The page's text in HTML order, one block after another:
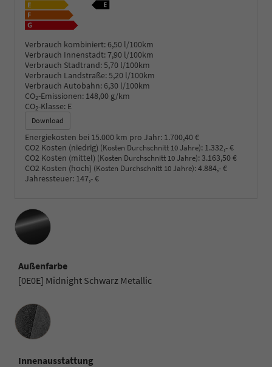
Verbrauch kombiniert: 6,50 l/100km
Verbrauch Innenstadt:7,90 l/100km
Verbrauch Stadtrand:5,70 l/100km
Verbrauch Landstraße:5,20 l/100km
Verbrauch Autobahn: 6,30 l/100km
CO2-Emissionen: 148,00 g/km
CO2-Klasse: E
Download
Energiekosten bei 15.000 km pro Jahr: 1.700,40 €
CO2 Kosten (niedrig) (Kosten Durchschnitt 10 Jahre): 1.332,- €
CO2 Kosten (mittel) (Kosten Durchschnitt 10 Jahre):3.163,50 €
CO2 Kosten (hoch) (Kosten Durchschnitt 10 Jahre):4.884,- €
Jahressteuer: 147,- €
Außenfarbe
[0E0E] Midnight Schwarz Metallic
Innenausstattung
Innenausstattung